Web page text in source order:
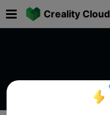
Creality Cloud